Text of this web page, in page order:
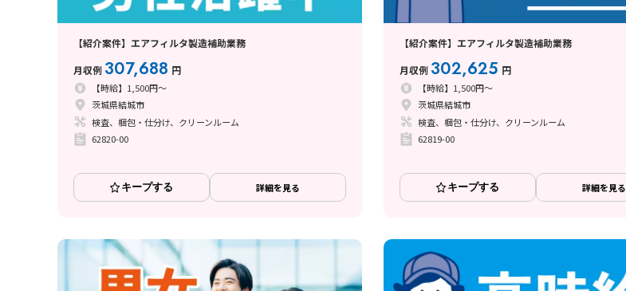
【紹介案件】エアフィルタ製造補助業務
月収例 307,688 円
【時給】1,500円～
茨城県結城市
検査、梱包・仕分け、クリーンルーム
62820-00
キープする 詳細を見る
【紹介案件】エアフィルタ製造補助業務
月収例 302,625 円
【時給】1,500円～
茨城県結城市
検査、梱包・仕分け、クリーンルーム
62819-00
キープする 詳細を見る